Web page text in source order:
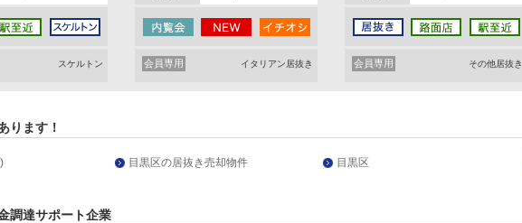
スケルトン 会員専用 イタリアン居抜き 会員専用 その他居抜き
ります！
目黒区の居抜き売却物件 目黒区
調達サポート企業